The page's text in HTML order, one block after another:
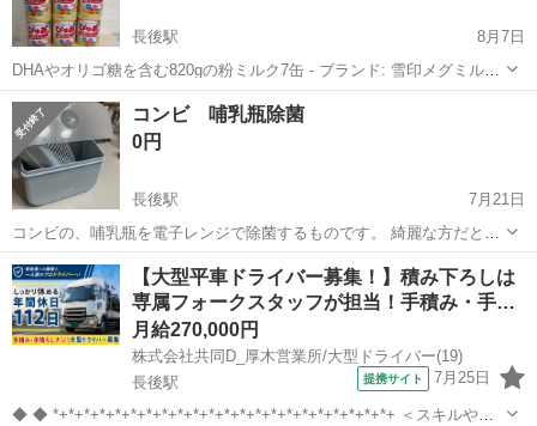
長後駅
8月7日
DHAやオリゴ糖を含む820gの粉ミルク7缶 - ブランド: 雪印メグミルク
- 商品名: ぴゅあ - 内容量: 820g - 特徴: DHA、オリゴ糖、カルシウム、
神奈川 藤沢市 長後駅 ベビー用品
コンビ 哺乳瓶除菌
0円
長後駅
7月21日
コンビの、哺乳瓶を電子レンジで除菌するものです。 綺麗な方だと思
います。
神奈川 藤沢市 長後駅 ベビー用品 哺乳瓶
【大型平車ドライバー募集！】積み下ろしは
専属フォークスタッフが担当！手積み・手…
月給270,000円
株式会社共同D_厚木営業所/大型ドライバー(19)
長後駅
提携サイト 7月25日
◆ ◆ *+*+*+*+*+*+*+*+*+*+*+*+*+*+*+*+*+*+*+*+*+*+ ＜スキルや経